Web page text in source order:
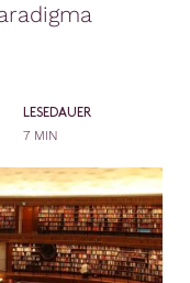
LESEDAUER
7 MIN